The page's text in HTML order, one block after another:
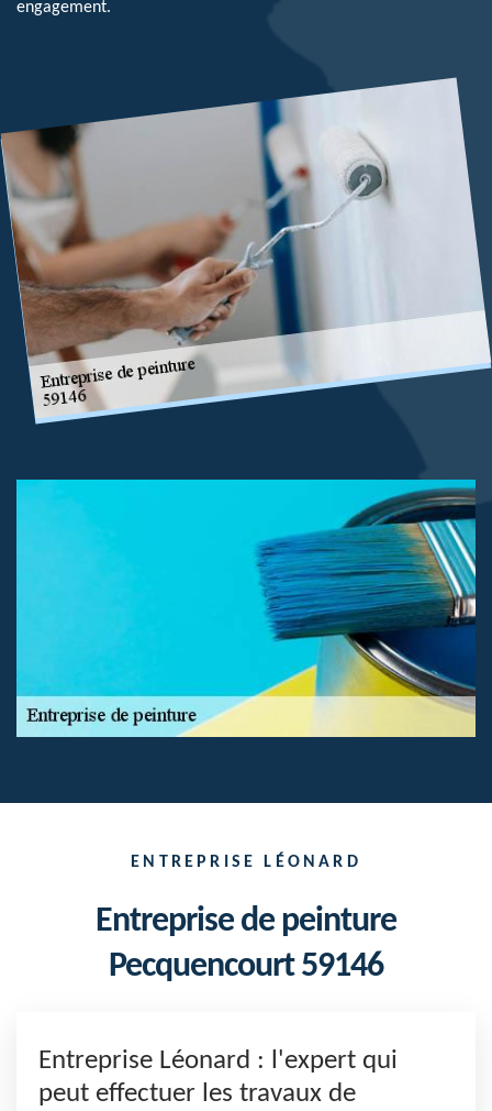
engagement.
ENTREPRISE LÉONARD
Entreprise de peinture
Pecquencourt 59146
Entreprise Léonard : l'expert qui
peut effectuer les travaux de